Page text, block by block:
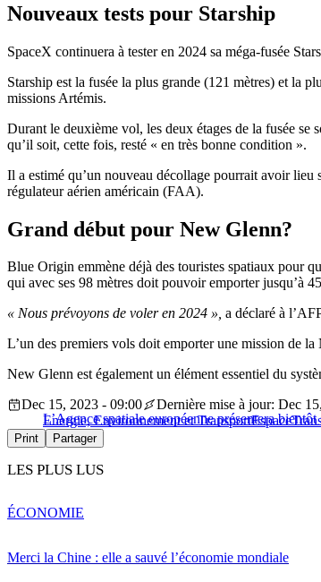
Nouveaux tests pour Starship
SpaceX continuera à tester en 2024 sa méga-fusée
Starship est la fusée la plus grande (121 mètres) et la
missions Artémis.
Durant le deuxième vol, les deux étages de la fusée se
qu’il soit, cette fois, resté « en très bonne condition ».
Il a estimé qu’un nouveau décollage pourrait avoir lieu
régulateur aérien américain (FAA).
Grand début pour New Glenn?
Blue Origin emmène déjà des touristes spatiaux pour
qui avec ses 98 mètres doit pouvoir emporter jusqu’à
« Nous prévoyons de voler en 2024 », a déclaré à
L’un des premiers vols doit emporter une mission de la
New Glenn est également un élément essentiel du
L’Agence spatiale européenne présentera
Dec 15, 2023 - 09:00
Dernière mise à jour: Dec
Energie, Environnement et TransportEspace
Print Partager
LES PLUS LUS
Merci la Chine : elle a sauvé l’économie mondiale
ÉCONOMIE